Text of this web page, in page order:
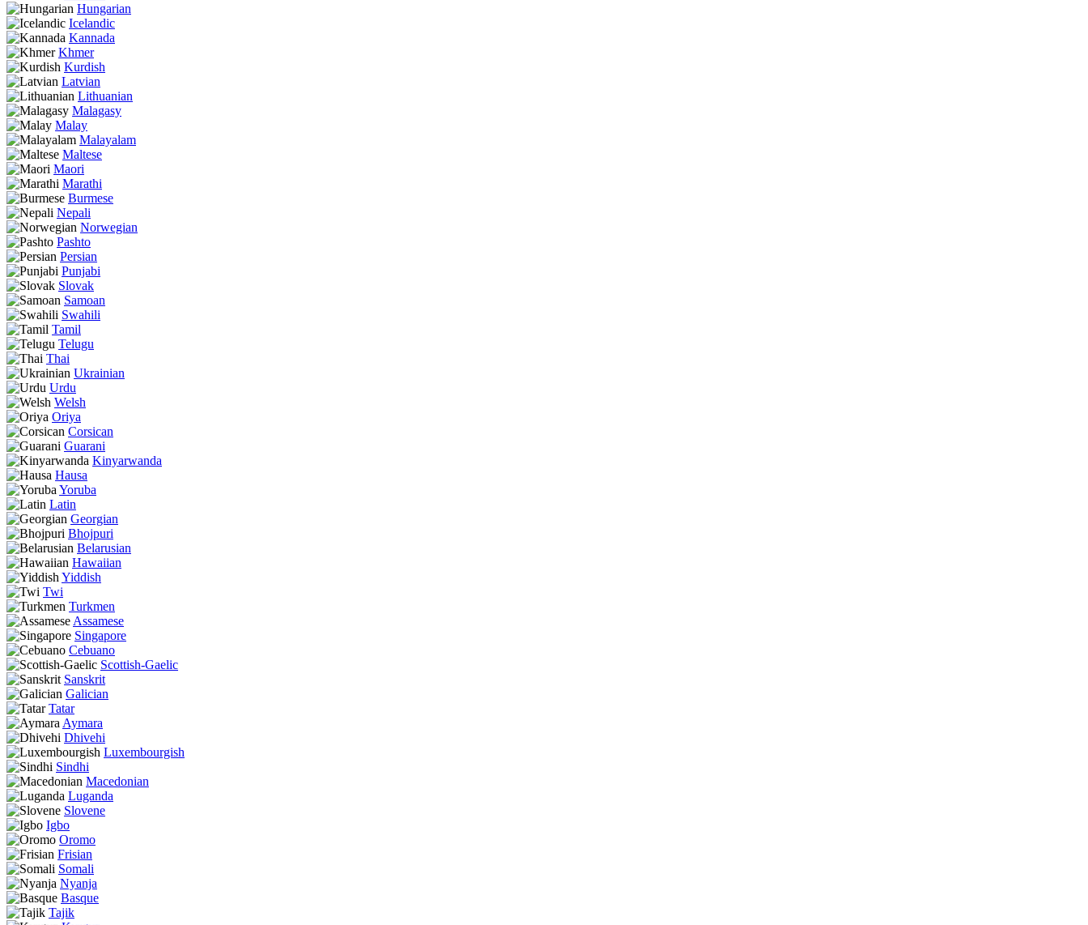
Hungarian
Icelandic
Kannada
Khmer
Kurdish
Latvian
Lithuanian
Malagasy
Malay
Malayalam
Maltese
Maori
Marathi
Burmese
Nepali
Norwegian
Pashto
Persian
Punjabi
Slovak
Samoan
Swahili
Tamil
Telugu
Thai
Ukrainian
Urdu
Welsh
Oriya
Corsican
Guarani
Kinyarwanda
Hausa
Yoruba
Latin
Georgian
Bhojpuri
Belarusian
Hawaiian
Yiddish
Twi
Turkmen
Assamese
Singapore
Cebuano
Scottish-Gaelic
Sanskrit
Galician
Tatar
Aymara
Dhivehi
Luxembourgish
Sindhi
Macedonian
Luganda
Slovene
Igbo
Oromo
Frisian
Somali
Nyanja
Basque
Tajik